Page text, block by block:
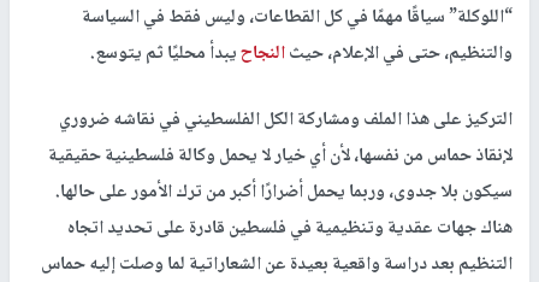
“اللوكلة” سياقًا مهمًا في كل القطاعات، وليس فقط في السياسة
والتنظيم، حتى في الإعلام، حيثالنجاحيبدأ محليًا ثم يتوسع.
التركيز على هذا الملف ومشاركة الكل الفلسطيني في نقاشه ضروري
لإنقاذ حماس من نفسها، لأن أي خيار لا يحمل وكالة فلسطينية حقيقية
سيكون بلا جدوى، وربما يحمل أضرارًا أكبر من ترك الأمور على حالها.
هناك جهات عقدية وتنظيمية في فلسطين قادرة على تحديد اتجاه
التنظيم بعد دراسة واقعية بعيدة عن الشعاراتية لما وصلت إليه حماس